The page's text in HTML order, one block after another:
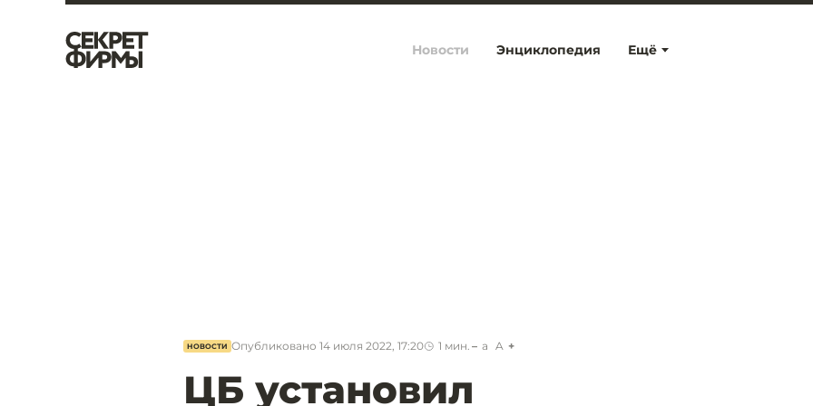
Ещё
Новости Энциклопедия
НОВОСТИ Опубликовано 14 июля 2022, 17:20 1 мин. a A
ЦБ установил